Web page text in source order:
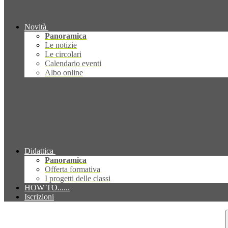
Novità
Panoramica
Le notizie
Le circolari
Calendario eventi
Albo online
Didattica
Panoramica
Offerta formativa
I progetti delle classi
HOW TO......
Iscrizioni